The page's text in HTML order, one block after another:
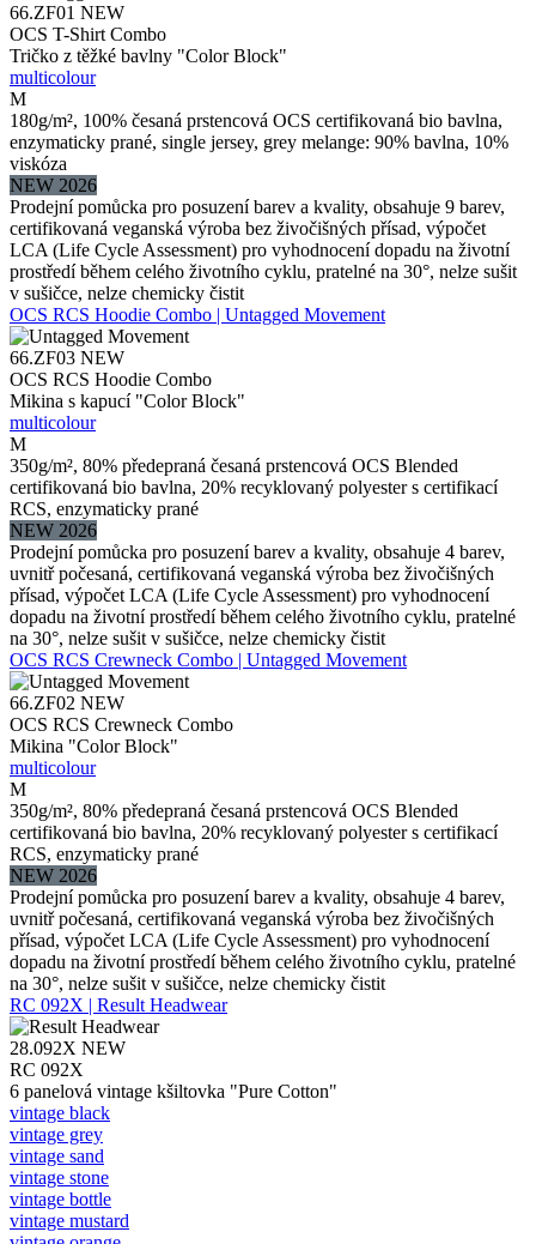
66.ZF01 NEW
OCS T-Shirt Combo
Tričko z těžké bavlny "Color Block"
multicolour
M
180g/m², 100% česaná prstencová OCS certifikovaná bio bavlna,
enzymaticky prané, single jersey, grey melange: 90% bavlna, 10%
viskóza
NEW 2026
Prodejní pomůcka pro posuzení barev a kvality, obsahuje 9 barev,
certifikovaná veganská výroba bez živočišných přísad, výpočet
LCA (Life Cycle Assessment) pro vyhodnocení dopadu na životní
prostředí během celého životního cyklu, pratelné na 30°, nelze sušit
v sušičce, nelze chemicky čistit
OCS RCS Hoodie Combo | Untagged Movement
66.ZF03 NEW
OCS RCS Hoodie Combo
Mikina s kapucí "Color Block"
multicolour
M
350g/m², 80% předepraná česaná prstencová OCS Blended
certifikovaná bio bavlna, 20% recyklovaný polyester s certifikací
RCS, enzymaticky prané
NEW 2026
Prodejní pomůcka pro posuzení barev a kvality, obsahuje 4 barev,
uvnitř počesaná, certifikovaná veganská výroba bez živočišných
přísad, výpočet LCA (Life Cycle Assessment) pro vyhodnocení
dopadu na životní prostředí během celého životního cyklu, pratelné
na 30°, nelze sušit v sušičce, nelze chemicky čistit
OCS RCS Crewneck Combo | Untagged Movement
66.ZF02 NEW
OCS RCS Crewneck Combo
Mikina "Color Block"
multicolour
M
350g/m², 80% předepraná česaná prstencová OCS Blended
certifikovaná bio bavlna, 20% recyklovaný polyester s certifikací
RCS, enzymaticky prané
NEW 2026
Prodejní pomůcka pro posuzení barev a kvality, obsahuje 4 barev,
uvnitř počesaná, certifikovaná veganská výroba bez živočišných
přísad, výpočet LCA (Life Cycle Assessment) pro vyhodnocení
dopadu na životní prostředí během celého životního cyklu, pratelné
na 30°, nelze sušit v sušičce, nelze chemicky čistit
RC 092X | Result Headwear
28.092X NEW
RC 092X
6 panelová vintage kšiltovka "Pure Cotton"
vintage black
vintage grey
vintage sand
vintage stone
vintage bottle
vintage mustard